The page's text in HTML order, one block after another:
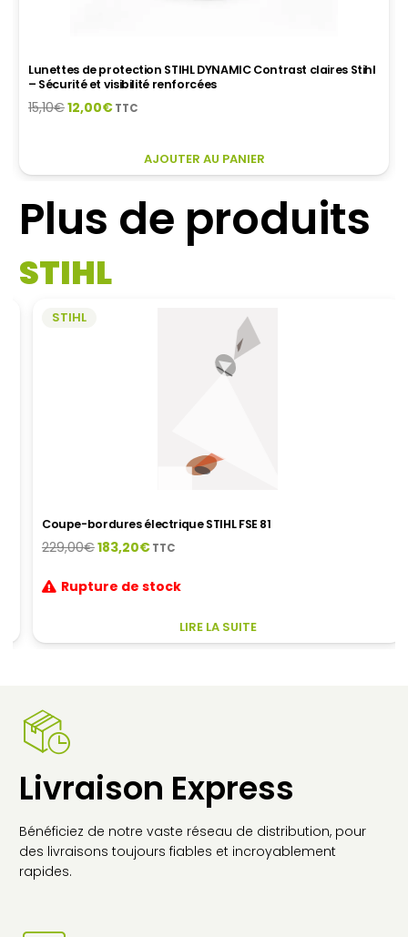
PRODUIT
PLUSIEURS
VARIATIONS.
OPTIONS
Lunettes de protection STIHL DYNAMIC Contrast claires Stihl
– Sécurité et visibilité renforcées
15,10€Le
12,00€Le
TTC
AJOUTER AU PANIER
Plus de produits
STIHL
STIHL
Coupe-bordures électrique STIHL FSE 81
229,00€Le
initial
183,20€Le
actuel
183,20€.
TTC
Rupture de stock
LIRE LA SUITE
Livraison Express
Bénéficiez de notre vaste réseau de distribution, pour
des livraisons toujours fiables et incroyablement
rapides.